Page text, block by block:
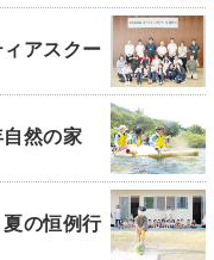
アスクー
自然の家
の恒例行